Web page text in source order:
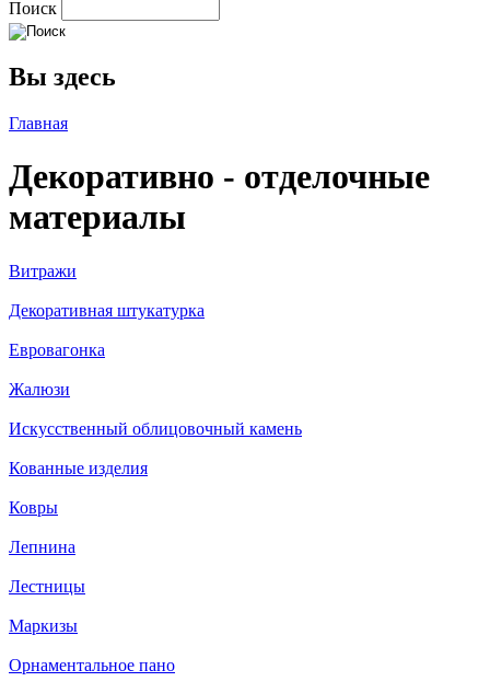
Поиск
Вы здесь
Главная
Декоративно - отделочные
материалы
Витражи
Декоративная штукатурка
Евровагонка
Жалюзи
Искусственный облицовочный камень
Кованные изделия
Ковры
Лепнина
Лестницы
Маркизы
Орнаментальное пано